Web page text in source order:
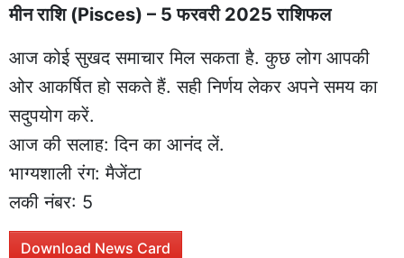
मीन राशि (Pisces) – 5 फरवरी 2025 राशिफल
आज कोई सुखद समाचार मिल सकता है. कुछ लोग आपकी
ओर आकर्षित हो सकते हैं. सही निर्णय लेकर अपने समय का
सदुपयोग करें.
आज की सलाह: दिन का आनंद लें.
भाग्यशाली रंग: मैजेंटा
लकी नंबर: 5
Download News Card